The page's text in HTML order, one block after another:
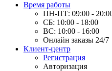
Время работы
ПН-ПТ: 09:00 -
СБ: 10:00 - 18:00
ВС: 10:00 - 16:00
Онлайн заказы 24/7
Клиент-центр
Регистрация
Авторизация